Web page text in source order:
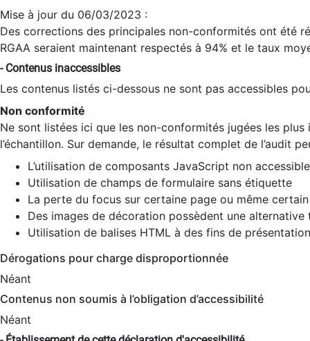
Mise à jour du 06/03/2023 :
Des corrections des principales non-conformités ont été
RGAA seraient maintenant respectés à 94% et le taux
- Contenus inaccessibles
Les contenus listés ci-dessous ne sont pas accessibles
Non conformité
Ne sont listées ici que les non-conformités jugées les
l’échantillon. Sur demande, le résultat complet de l’audit
L’utilisation de composants JavaScript non
Utilisation de champs de formulaire sans étiquette
La perte du focus sur certaine page ou même
Des images de décoration possèdent une alternative
Utilisation de balises HTML à des fins de
Dérogations pour charge disproportionnée
Néant
Contenus non soumis à l’obligation d’accessibilité
Néant